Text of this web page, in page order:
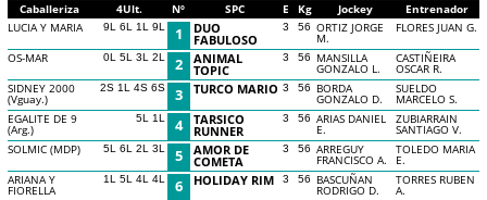
Caballeriza 4Ult. Nº SPC E Kg Jockey Entrenador
LUCIA Y MARIA 9L 6L 1L 9L 1 DUO
FABULOSO
3 56 ORTIZ JORGE
M.
FLORES JUAN G.
OS-MAR
0L 5L 3L 2L 2 ANIMAL
TOPIC
3 56 MANSILLA
GONZALO L.
CASTIÑEIRA
OSCAR R.
SIDNEY 2000
(Vguay.)
2S 1L 4S 6S 3 TURCO MARIO 3 56 BORDA
GONZALO D.
SUELDO
MARCELO S.
EGALITE DE 9
(Arg.)
5L 1L 4 TARSICO
RUNNER
3 56 ARIAS DANIEL
E.
ZUBIARRAIN
SANTIAGO V.
SOLMIC (MDP)
5L 6L 2L 3L 5 AMOR DE
COMETA
3 56 ARREGUY
FRANCISCO A.
TOLEDO MARIA
E.
ARIANA Y
FIORELLA
1L 5L 4L 4L 6 HOLIDAY RIM 3 56 BASCUÑAN
RODRIGO D.
TORRES RUBEN
A.